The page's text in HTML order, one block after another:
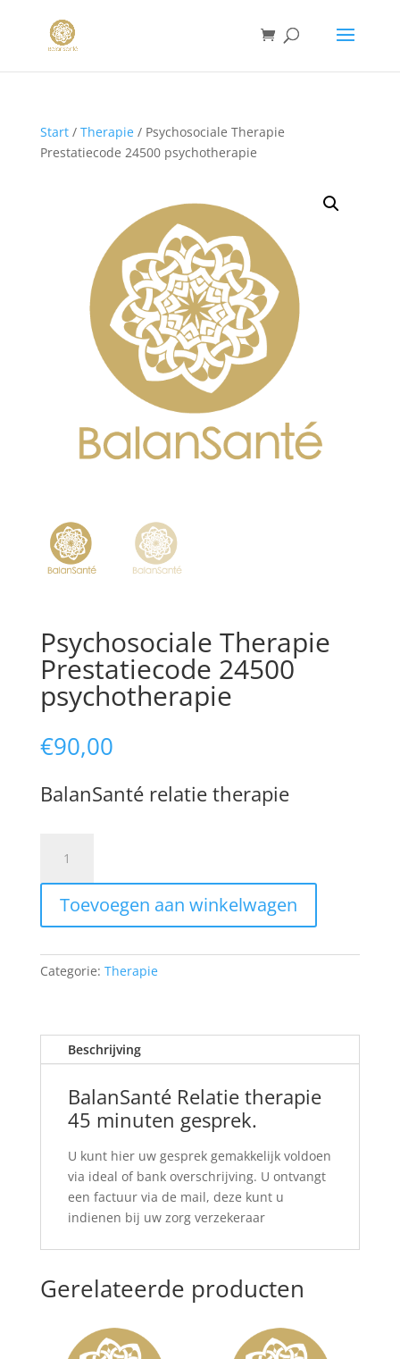
Start/ Therapie/ Psychosociale Therapie
Prestatiecode 24500 psychotherapie
Psychosociale Therapie
Prestatiecode 24500
psychotherapie
€90,00
BalanSanté relatie therapie
Therapie
Prestatiecode
24500
psychotherapie
Toevoegen aan winkelwagen
Categorie: Therapie
Beschrijving
BalanSanté Relatie therapie
45 minuten gesprek.
U kunt hier uw gesprek gemakkelijk voldoen
via ideal of bank overschrijving. U ontvangt
een factuur via de mail, deze kunt u
indienen bij uw zorg verzekeraar
Gerelateerde producten